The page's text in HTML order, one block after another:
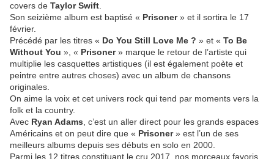
covers de Taylor Swift
Son seizième album est baptisé « Prisoner» et il sortira le 17
février.
Précédé par les titres « Do You Still Love Me ? » et « To Be
Without You », « Prisoner» marque le retour de l’artiste qui
multiplie les casquettes artistiques (il est également poète et
peintre entre autres choses) avec un album de chansons
originales.
On aime la voix et cet univers rock qui tend par moments vers la
folk et la country.
Avec Ryan Adams , c’est un aller direct pour les grands espaces
Américains et on peut dire que « Prisoner» est l’un de ses
meilleurs albums depuis ses débuts en solo en 2000.
Parmi les 12 titres constituant le cru 2017, nos morceaux favoris